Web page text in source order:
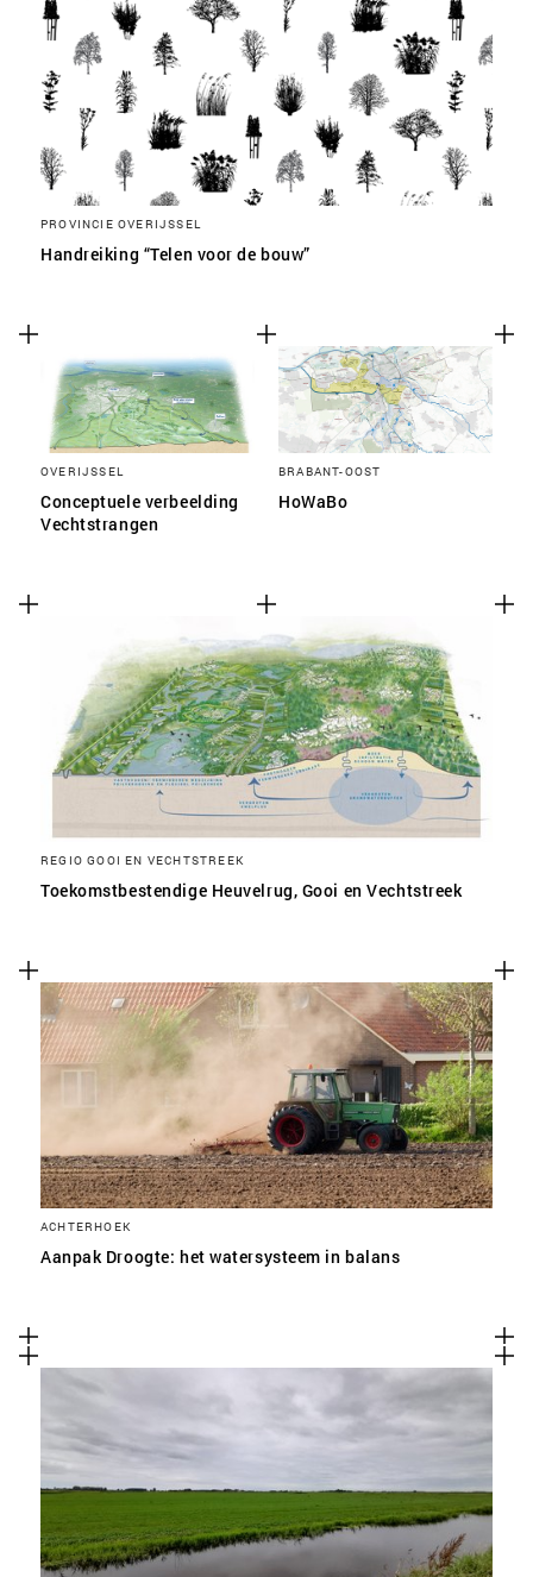
PROVINCIE OVERIJSSEL
Handreiking “Telen voor de bouw”
OVERIJSSEL
Conceptuele verbeelding
Vechtstrangen
BRABANT-OOST
HoWaBo
REGIO GOOI EN VECHTSTREEK
Toekomstbestendige Heuvelrug, Gooi en Vechtstreek
ACHTERHOEK
Aanpak Droogte: het watersysteem in balans